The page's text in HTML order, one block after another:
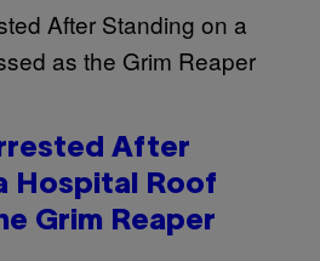
After
Hospital Roof
Grim Reaper